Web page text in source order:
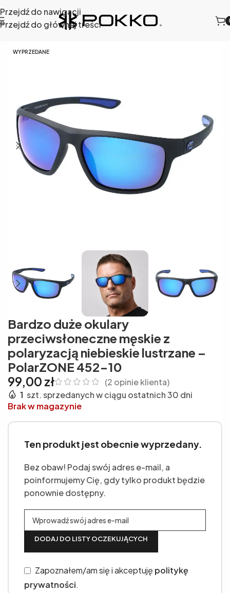
Przejdź do nawigacji
Przejdź do głównej treści
WYPRZEDANE
Bardzo duże okulary
przeciwsłoneczne męskie z
polaryzacją niebieskie lustrzane –
PolarZONE 452-10
99,00 zł (2 opinie klienta)
1 szt. sprzedanych w ciągu ostatnich 30 dni
Brak w magazynie
Ten produkt jest obecnie wyprzedany.
Bez obaw! Podaj swój adres e-mail, a
poinformujemy Cię, gdy tylko produkt będzie
ponownie dostępny.
DODAJ DO LISTY OCZEKUJĄCYCH
Zapoznałem/am się i akceptuję politykę
prywatności.